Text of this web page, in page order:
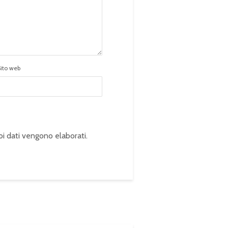
web
dati vengono elaborati.